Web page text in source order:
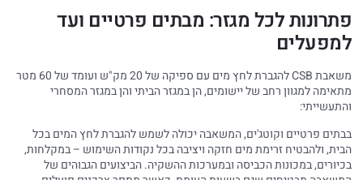
פתרונות לכל מגזר: מבתים פרטיים ועד
למפעלים
משאבת CSB להגברת לחץ מים עם ספיקה של 20 מק"ש ועומד של 60 מטר
מתאימה למגוון רחב של יישומים, הן במגזר הביתי והן במגזר המסחרי
והתעשייתי:
בבתים פרטיים וקוטג'ים, המשאבה יכולה לשמש להגברת לחץ המים בכל
הבית, ולהבטיח זרימת מים חזקה ויציבה בכל נקודות השימוש – במקלחות,
בכיורים, במכונות הכביסה ובמערכות ההשקיה. הביצועים הגבוהים של